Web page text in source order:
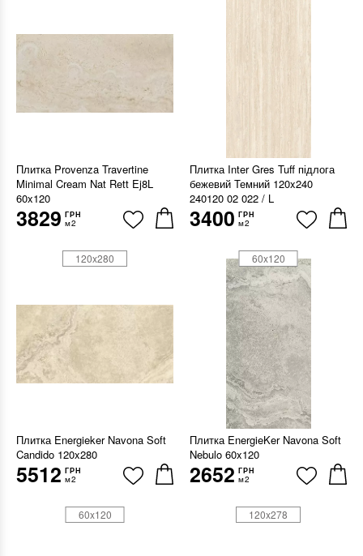
Плитка Provenza Travertine
Minimal Cream Nat Rett Ej8L
60x120
3829 ГРН
м2
Плитка Inter Gres Tuff підлога
бежевий Темний 120x240
240120 02 022 / L
3400 ГРН
м2
Плитка Energieker Navona Soft
Candido 120x280
5512 ГРН
м2
120x280
Плитка EnergieKer Navona Soft
Nebulo 60x120
2652 ГРН
м2
60x120
60x120 120x278